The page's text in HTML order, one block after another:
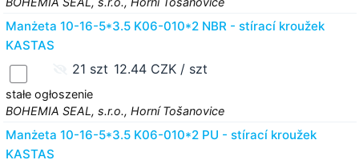
Manżeta 10-16-5*3.5 K06-010*2 NBR - stírací kroužek
KASTAS
21 szt 12.44 CZK / szt
stałe ogłoszenie
BOHEMIA SEAL, s.r.o., Horní Tošanovice
Manżeta 10-16-5*3.5 K06-010*2 PU - stírací kroužek
KASTAS